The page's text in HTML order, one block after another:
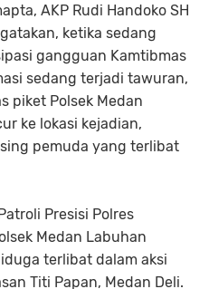
AKP Rudi Handoko SH
ketika sedang
gangguan Kamtibmas
sedang terjadi tawuran,
piket Polsek Medan
ke lokasi kejadian,
pemuda yang terlibat
Presisi Polres
Medan Labuhan
terlibat dalam aksi
Titi Papan, Medan Deli.